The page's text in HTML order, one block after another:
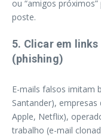
ou “amigos
poste.
5. Clicar em
(phishing)
E-mails falsos imitam
Santander),
Apple, Netflix),
trabalho (e-mail